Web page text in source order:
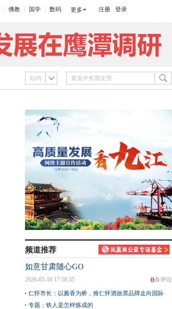
佛教 国学 数码 更多 注册 登录
站内
频道推荐
如意甘肃随心GO
0条评论
2026-05-16 17:58:35
仁怀市长：以酱香为桥，推仁怀酒旅票品牌走向国际
专题：铁人是怎样炼成的